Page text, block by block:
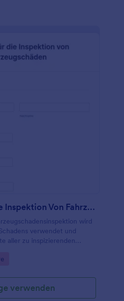
Formular Für Die Inspektion Von Fahrzeugschäden
wird
verwendet und
aller zu inspizierenden
verwenden